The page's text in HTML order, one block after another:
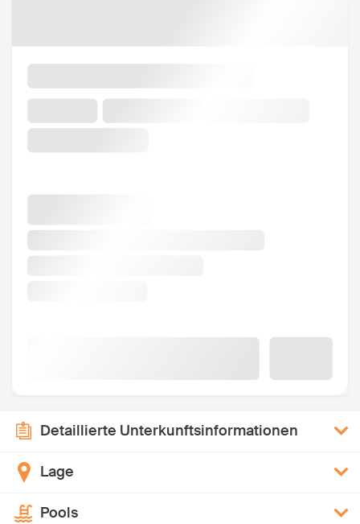
Detaillierte Unterkunftsinformationen
Lage
Pools